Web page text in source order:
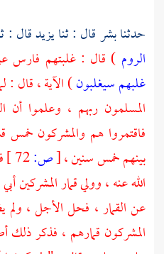
حدثنابشرقال : ثنايزيدقال :
الروم ) قال : غلبتهم فارس
غلبهم سيغلبون) الآية ، قال :
المسلمون ربهم ، وعلموا أن
فاقتمروا هم والمشركون
بينهم خمس سنين ،[ص:
الله عنه ، وولي قمار المشركين
عن القمار ، فحل الأجل ، ولم
المشركون قمارهم ، فذكر ذلك